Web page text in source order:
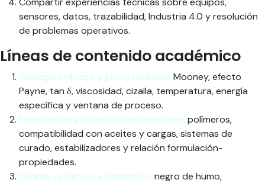
sensores, datos, trazabilidad, Industria 4.0 y resolución
de problemas operativos.
Líneas de contenido académico
Reología práctica y procesabilidad: Mooney, efecto
Payne, tan δ, viscosidad, cizalla, temperatura, energía
específica y ventana de proceso.
Formulación y selección de materiales: polímeros,
compatibilidad con aceites y cargas, sistemas de
curado, estabilizadores y relación formulación-
propiedades.
Cargas, refuerzos y dispersión: negro de humo,